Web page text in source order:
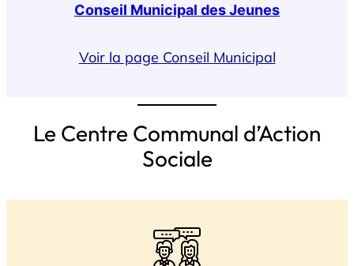
Conseil Municipal des Jeunes
Voir la page Conseil Municipal
Le Centre Communal d’Action
Sociale